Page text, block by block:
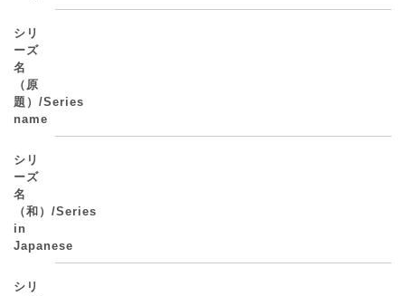
シリ
ーズ
名
（原
題）/Series
name
シリ
ーズ
名
（和）/Series
in
Japanese
シリ